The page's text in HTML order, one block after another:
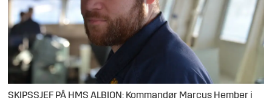
SKIPSSJEF PÅ HMS ALBION: Kommandør Marcus Hember i